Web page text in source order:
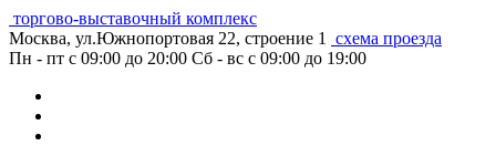
торгово-выставочный комплекс
Москва, ул.Южнопортовая 22, строение 1
схема проезда
Пн - пт с 09:00 до 20:00 Сб - вс с 09:00 до 19:00